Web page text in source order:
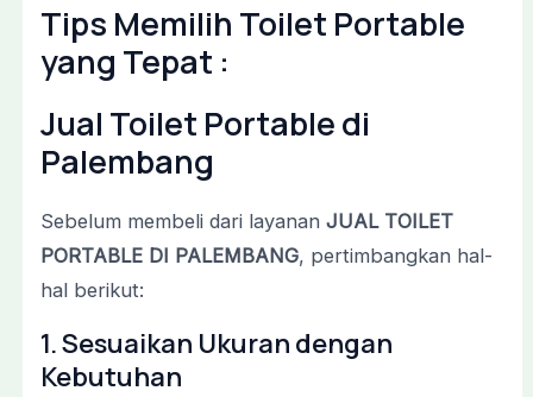
Tips Memilih Toilet Portable
yang Tepat :
Jual Toilet Portable di
Palembang
Sebelum membeli dari layanan JUAL TOILET
PORTABLE DI PALEMBANG, pertimbangkan hal-
hal berikut:
1.Sesuaikan Ukuran dengan
Kebutuhan